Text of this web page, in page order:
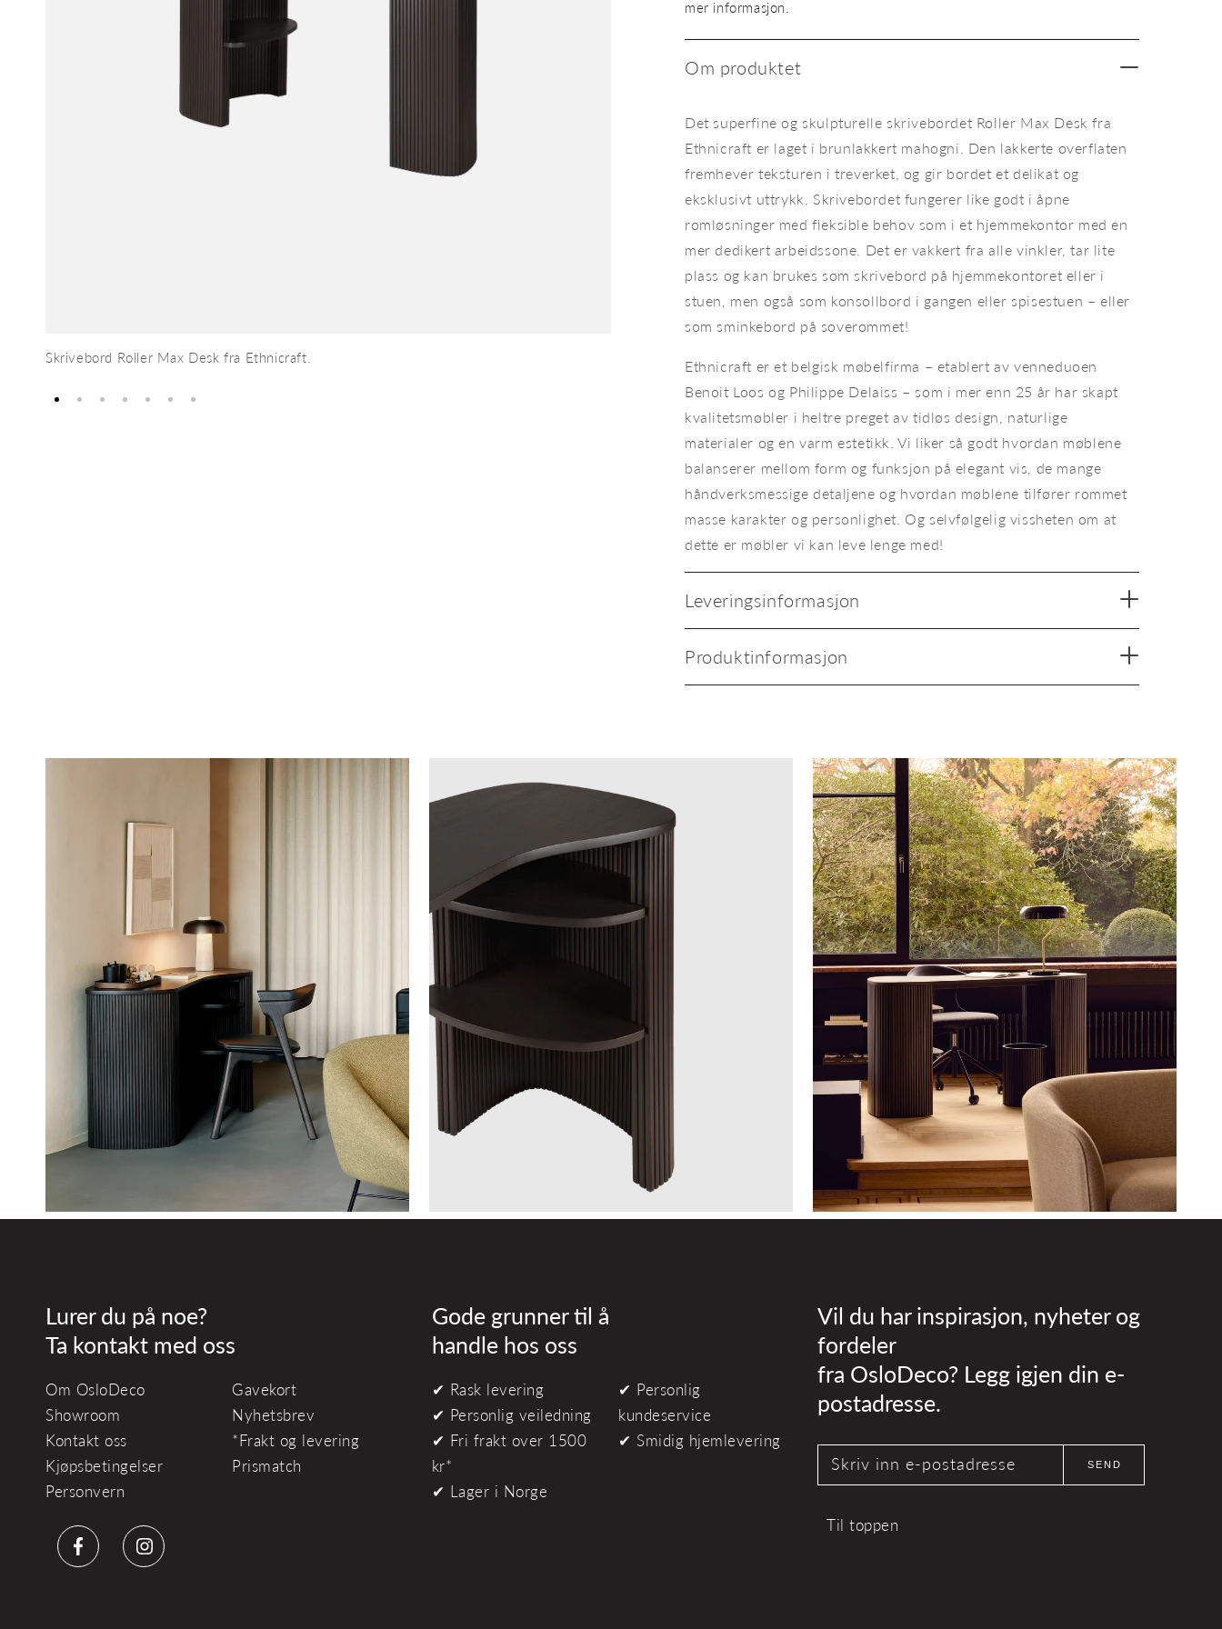
Skrivebord Roller Max Desk fra Ethnicraft.
Roller
Desk
Desk
mer informasjon.
Om produktet
Det superfine og skulpturelle skrivebordet Roller Max Desk fra
Ethnicraft er laget i brunlakkert mahogni. Den lakkerte overflaten
fremhever teksturen i treverket, og gir bordet et delikat og
eksklusivt uttrykk. Skrivebordet fungerer like godt i åpne
romløsninger med fleksible behov som i et hjemmekontor med en
mer dedikert arbeidssone. Det er vakkert fra alle vinkler, tar lite
plass og kan brukes som skrivebord på hjemmekontoret eller i
stuen, men også som konsollbord i gangen eller spisestuen – eller
som sminkebord på soverommet!
Ethnicraft er et belgisk møbelfirma – etablert av venneduoen
Benoit Loos og Philippe Delaiss – som i mer enn 25 år har skapt
kvalitetsmøbler i heltre preget av tidløs design, naturlige
materialer og en varm estetikk. Vi liker så godt hvordan møblene
balanserer mellom form og funksjon på elegant vis, de mange
håndverksmessige detaljene og hvordan møblene tilfører rommet
masse karakter og personlighet. Og selvfølgelig vissheten om at
dette er møbler vi kan leve lenge med!
Leveringsinformasjon
Produktinformasjon
Lurer du på noe?
Ta kontakt med oss
Om OsloDeco
Showroom
Kontakt oss
Kjøpsbetingelser
Personvern
Gavekort
Nyhetsbrev
*Frakt og levering
Prismatch
Gode grunner til å
handle hos oss
✔ Rask levering
✔ Personlig veiledning
✔ Fri frakt over 1500
kr*
✔ Lager i Norge
✔ Personlig
kundeservice
✔ Smidig hjemlevering
Vil du har inspirasjon, nyheter og
fordeler
fra OsloDeco? Legg igjen din e-
postadresse.
Skriv inn e-postadresse SEND
Facebook Instagram
Til toppen